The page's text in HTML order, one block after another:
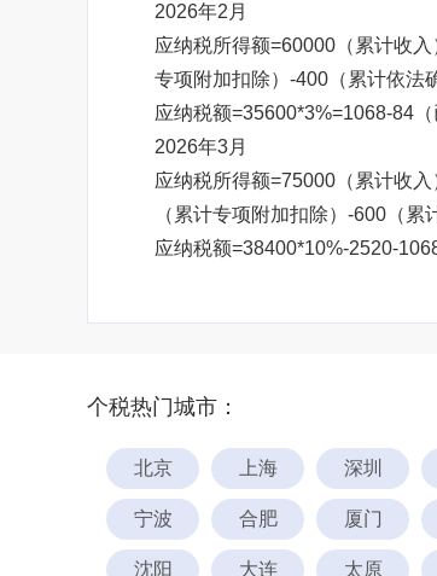
2026年2月
应纳税所得额=60000（累计收
专项附加扣除）-400（累计依法
应纳税额=35600*3%=1068-84
2026年3月
应纳税所得额=75000（累计收
（累计专项附加扣除）-600（
应纳税额=38400*10%-2520-
个税热门城市：
北京 上海 深圳
宁波 合肥 厦门
沈阳 大连 太原